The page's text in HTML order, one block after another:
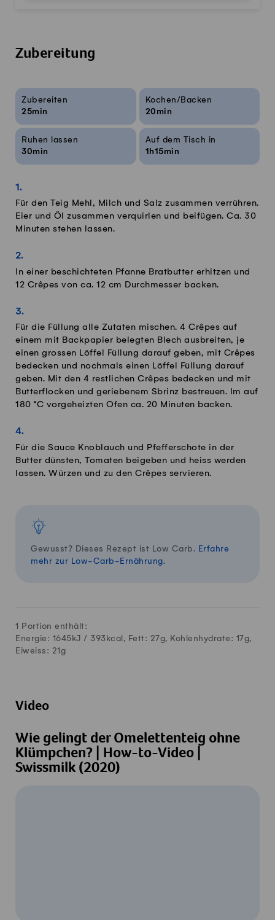
Zubereitung
Rezeptinfos
Zubereiten
25min
Kochen/Backen
20min
Ruhen lassen
30min
Auf dem Tisch in
1h15min
Für den Teig Mehl, Milch und Salz zusammen verrühren.
Eier und Öl zusammen verquirlen und beifügen. Ca. 30
Minuten stehen lassen.
In einer beschichteten Pfanne Bratbutter erhitzen und
12 Crêpes von ca. 12 cm Durchmesser backen.
Für die Füllung alle Zutaten mischen. 4 Crêpes auf
einem mit Backpapier belegten Blech ausbreiten, je
einen grossen Löffel Füllung darauf geben, mit Crêpes
bedecken und nochmals einen Löffel Füllung darauf
geben. Mit den 4 restlichen Crêpes bedecken und mit
Butterflocken und geriebenem Sbrinz bestreuen. Im auf
180 °C vorgeheizten Ofen ca. 20 Minuten backen.
Für die Sauce Knoblauch und Pfefferschote in der
Butter dünsten, Tomaten beigeben und heiss werden
lassen. Würzen und zu den Crêpes servieren.
Gewusst? Dieses Rezept ist Low Carb. Erfahre
mehr zur Low-Carb-Ernährung.
1 Portion enthält:
Energie: 1645kJ / 393kcal, Fett: 27g, Kohlenhydrate: 17g,
Eiweiss: 21g
Video
Wie gelingt der Omelettenteig ohne
Klümpchen? | How-to-Video |
Swissmilk (2020)